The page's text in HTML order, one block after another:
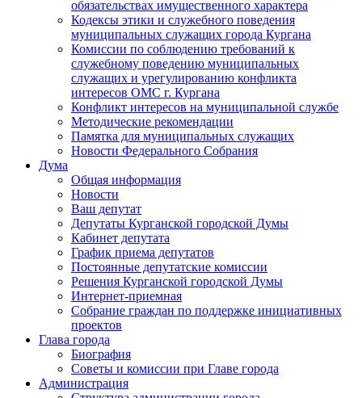
обязательствах имущественного характера
Кодексы этики и служебного поведения
муниципальных служащих города Кургана
Комиссии по соблюдению требований к
служебному поведению муниципальных
служащих и урегулированию конфликта
интересов ОМС г. Кургана
Конфликт интересов на муниципальной службе
Методические рекомендации
Памятка для муниципальных служащих
Новости Федерального Cобрания
Дума
Общая информация
Новости
Ваш депутат
Депутаты Курганской городской Думы
Кабинет депутата
График приема депутатов
Постоянные депутатские комиссии
Решения Курганской городской Думы
Интернет-приемная
Собрание граждан по поддержке инициативных
проектов
Глава города
Биография
Советы и комиссии при Главе города
Администрация